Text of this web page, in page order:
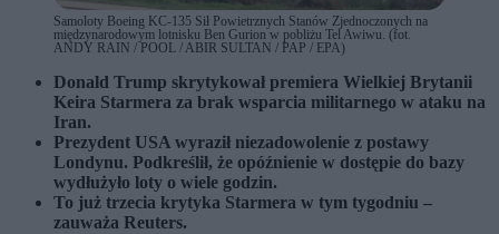
Samoloty Boeing KC-135 Sił Powietrznych Stanów Zjednoczonych na
międzynarodowym lotnisku Ben Gurion w pobliżu Tel Awiwu. (fot.
ANDY RAIN / POOL / ABIR SULTAN / PAP / EPA)
Donald Trump skrytykował premiera Wielkiej Brytanii
Keira Starmera za brak wsparcia militarnego w ataku na
Iran.
Prezydent USA wyraził niezadowolenie z postawy
Londynu. Podkreślił, że opóźnienie w dostępie do bazy
wydłużyło loty o wiele godzin.
To już trzecia krytyka Starmera w tym tygodniu –
zauważa Reuters.